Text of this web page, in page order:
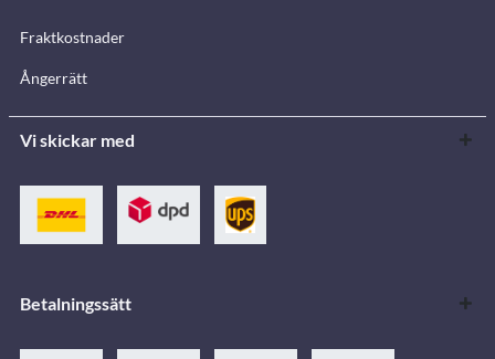
Fraktkostnader
Ångerrätt
Vi skickar med
Betalningssätt